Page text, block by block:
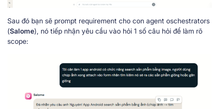
Sau đó bạn sẽ prompt requirement cho con agent oschestrators
(Salome), nó tiếp nhận yêu cầu vào hỏi 1 số câu hỏi để làm rõ
scope: